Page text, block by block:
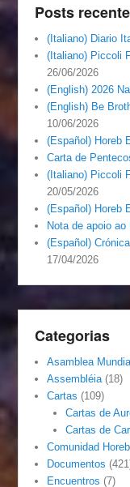
Posts
(Italiano) Diario
(Italiano) Piccoli
26/06/2026
(English) 2026
(English) Be
10/06/2026
(Español) Horeb
Carta de
(Italiano) Piccoli
20/05/2026
(Español) Horeb
Nota de apoio ao
(Español)
17/04/2026
Categorias
Asamblea
Assembléia(18)
Cartas (109)
Cartas de
Cartas de
Comunidad Horeb
Documentos
Encuentros (7)